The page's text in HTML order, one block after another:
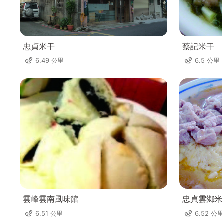
忠貞米干
6.49 公里
蔡記米干
6.5 公里
雲峰雲南風味館
6.51 公里
忠貞雲鄉
6.52 公